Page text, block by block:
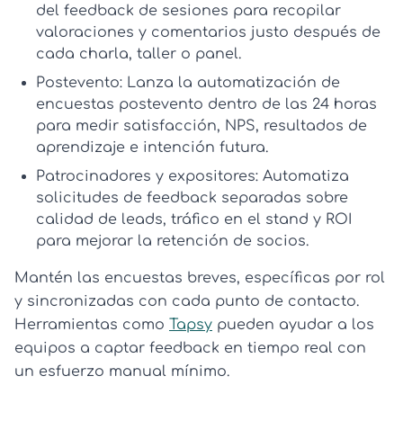
del feedback de sesiones para recopilar
valoraciones y comentarios justo después de
cada charla, taller o panel.
Postevento: Lanza la automatización de
encuestas postevento dentro de las 24 horas
para medir satisfacción, NPS, resultados de
aprendizaje e intención futura.
Patrocinadores y expositores: Automatiza
solicitudes de feedback separadas sobre
calidad de leads, tráfico en el stand y ROI
para mejorar la retención de socios.
Mantén las encuestas breves, específicas por rol
y sincronizadas con cada punto de contacto.
Herramientas como Tapsy pueden ayudar a los
equipos a captar feedback en tiempo real con
un esfuerzo manual mínimo.